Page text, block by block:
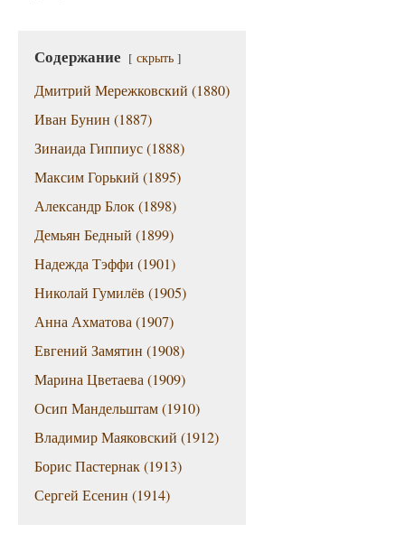
Содер­жа­ние скрыть
Дмит­рий Мереж­ков­ский (1880)
Иван Бунин (1887)
Зина­и­да Гип­пи­ус (1888)
Мак­сим Горь­кий (1895)
Алек­сандр Блок (1898)
Демьян Бед­ный (1899)
Надеж­да Тэф­фи (1901)
Нико­лай Гуми­лёв (1905)
Анна Ахма­то­ва (1907)
Евге­ний Замя­тин (1908)
Мари­на Цве­та­е­ва (1909)
Осип Ман­дель­штам (1910)
Вла­ди­мир Мая­ков­ский (1912)
Борис Пастер­нак (1913)
Сер­гей Есе­нин (1914)